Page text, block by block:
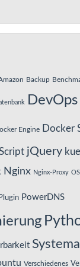
Backup
DevOps
Engine Docker
jQuery
Nginx Nginx-Proxy
Plugin PowerDNS
Verschiedenes